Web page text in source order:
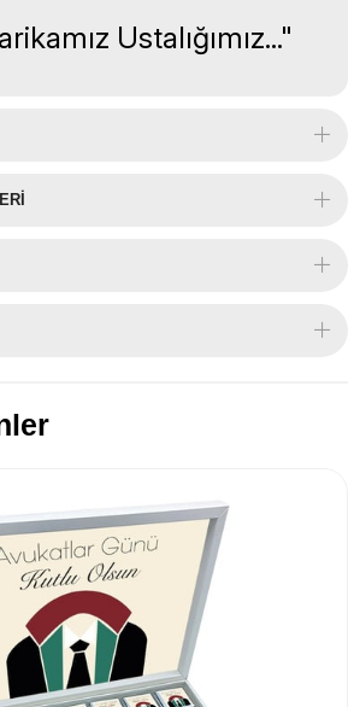
Ustalığımız..."